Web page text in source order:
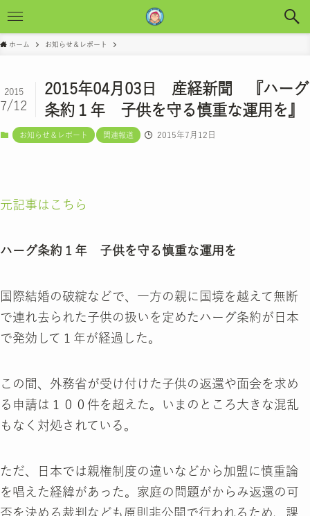
ホーム お知らせ＆レポート
2015年04月03日 産経新聞 『ハーグ
条約１年 子供を守る慎重な運用を』
2015
7/12
お知らせ＆レポート 関連報道 2015年7月12日
元記事はこちら
ハーグ条約１年 子供を守る慎重な運用を
国際結婚の破綻などで、一方の親に国境を越えて無断
で連れ去られた子供の扱いを定めたハーグ条約が日本
で発効して１年が経過した。
この間、外務省が受け付けた子供の返還や面会を求め
る申請は１００件を超えた。いまのところ大きな混乱
もなく対処されている。
ただ、日本では親権制度の違いなどから加盟に慎重論
を唱えた経緯があった。家庭の問題がからみ返還の可
否を決める裁判なども原則非公開で行われるため、課